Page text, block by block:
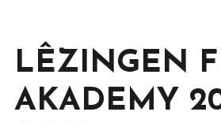
LÊZINGEN
AKADEMY